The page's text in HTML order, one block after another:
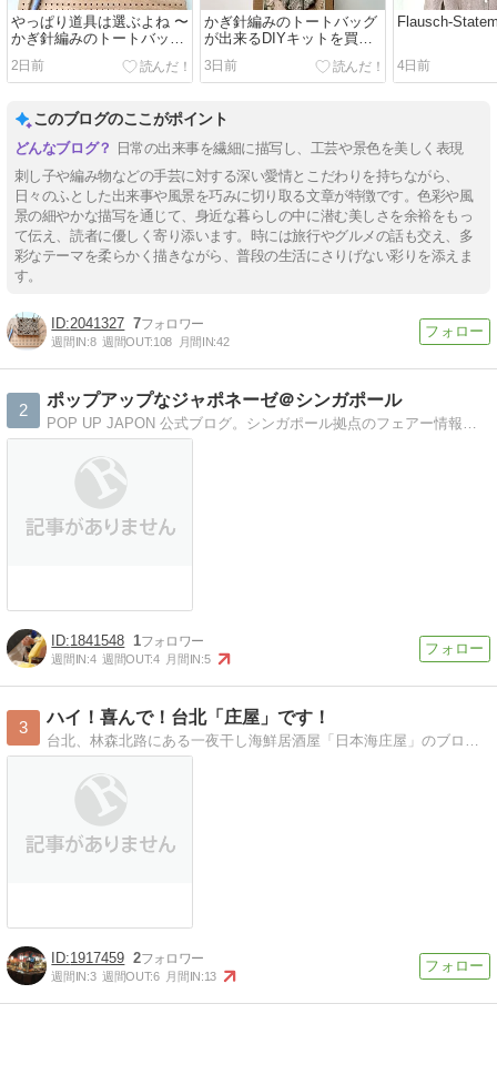
やっぱり道具は選ぶよね 〜
かぎ針編みのトートバッグ
（DIY-KIT）
2日前
かぎ針編みのトートバッグ
が出来るDIYキットを買っ
ちゃった！
3日前
Flausch-
4日前
このブログのここがポイント
日常の出来事を繊細に描写し、工芸や景色を美しく表現
刺し子や編み物などの手芸に対する深い愛情とこだわりを持ちながら、
日々のふとした出来事や風景を巧みに切り取る文章が特徴です。色彩や風
景の細やかな描写を通じて、身近な暮らしの中に潜む美しさを余裕をもっ
て伝え、読者に優しく寄り添います。時には旅行やグルメの話も交え、多
彩なテーマを柔らかく描きながら、普段の生活にさりげない彩りを添えま
す。
2041327 7
週間IN:8 週間OUT:108 月間IN:42
2
ポップアップなジャポネーゼ＠シンガポール
POP UP JAPON 公式ブログ。シンガポール拠点のフェアー情報サイト。フェアー情報だけでなくスタッフのつぶやき、グルメ、美容、教育情報などを綴っています。
1841548 1
週間IN:4 週間OUT:4 月間IN:5
3
ハイ！喜んで！台北「庄屋」です！
台北、林森北路にある一夜干し海鮮居酒屋「日本海庄屋」のブログです。台北生活の日々のあれこれを綴ってます。
1917459 2
週間IN:3 週間OUT:6 月間IN:13